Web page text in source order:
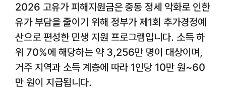
2026 고유가 피해지원금은 중동 정세 악화로 인한
유가 부담을 줄이기 위해 정부가 제1회 추가경정예
산으로 편성한 민생 지원 프로그램입니다. 소득 하
위 70%에 해당하는 약 3,256만 명이 대상이며,
거주 지역과 소득 계층에 따라 1인당 10만 원~60
만 원이 지급됩니다.